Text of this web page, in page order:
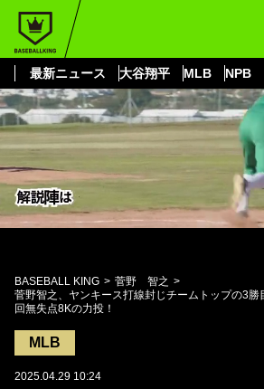
最新ニュース 大谷翔平 MLB NPB
BASEBALL KING
菅野 智之
菅野智之、ヤンキース打線封じチームトップの3
回無失点8Kの力投！
MLB
2025.04.29 10:24